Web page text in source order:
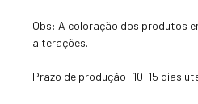
Obs: A coloração dos produtos
alterações.
Prazo de produção: 10-15 dias